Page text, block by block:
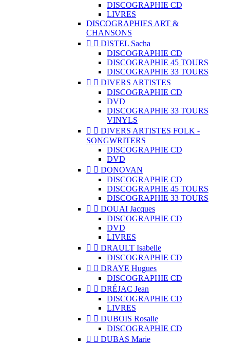
DISCOGRAPHIE CD
LIVRES
DISCOGRAPHIES ART &
CHANSONS
  DISTEL Sacha
DISCOGRAPHIE CD
DISCOGRAPHIE 45 TOURS
DISCOGRAPHIE 33 TOURS
  DIVERS ARTISTES
DISCOGRAPHIE CD
DVD
DISCOGRAPHIE 33 TOURS
VINYLS
  DIVERS ARTISTES FOLK -
SONGWRITERS
DISCOGRAPHIE CD
DVD
  DONOVAN
DISCOGRAPHIE CD
DISCOGRAPHIE 45 TOURS
DISCOGRAPHIE 33 TOURS
  DOUAI Jacques
DISCOGRAPHIE CD
DVD
LIVRES
  DRAULT Isabelle
DISCOGRAPHIE CD
  DRAYE Hugues
DISCOGRAPHIE CD
  DRÉJAC Jean
DISCOGRAPHIE CD
LIVRES
  DUBOIS Rosalie
DISCOGRAPHIE CD
  DUBAS Marie